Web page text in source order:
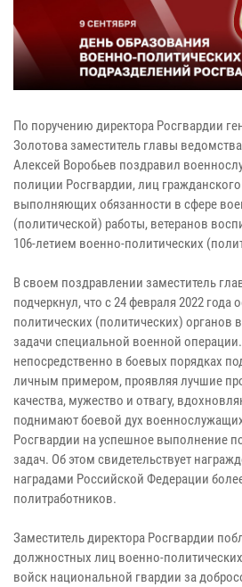
По поручению директора Росгвардии
Золотова заместитель главы
Алексей Воробьев поздравил
полиции Росгвардии, лиц
выполняющих обязанности в сфере
(политической) работы, ветеранов
106-летием военно-политических
В своем поздравлении заместитель
подчеркнул, что с 24 февраля 2022
политических (политических)
задачи специальной военной
непосредственно в боевых порядках
личным примером, проявляя лучшие
качества, мужество и отвагу,
поднимают боевой дух
Росгвардии на успешное выполнение
задач. Об этом свидетельствует
наградами Российской Федерации
политработников.
Заместитель директора Росгвардии
должностных лиц военно-
войск национальной гвардии за